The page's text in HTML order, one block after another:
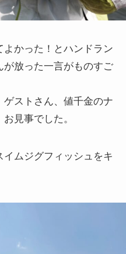
かった！とハンドラン
放った一言がものすご
ストさん、値千金のナ
見事でした。
ムジグフィッシュをキ